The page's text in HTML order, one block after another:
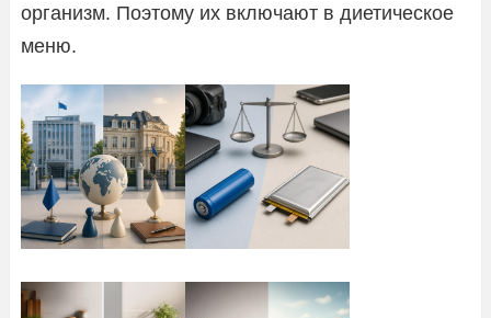
организм. Поэтому их включают в диетическое
меню.